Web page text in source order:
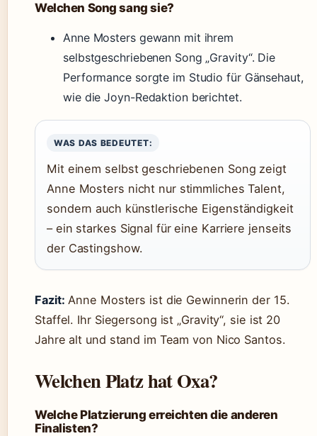
Welchen Song sang sie?
Anne Mosters gewann mit ihrem
selbstgeschriebenen Song „Gravity“. Die
Performance sorgte im Studio für Gänsehaut,
wie die Joyn-Redaktion berichtet.
WAS DAS BEDEUTET:
Mit einem selbst geschriebenen Song zeigt
Anne Mosters nicht nur stimmliches Talent,
sondern auch künstlerische Eigenständigkeit
– ein starkes Signal für eine Karriere jenseits
der Castingshow.
Fazit: Anne Mosters ist die Gewinnerin der 15.
Staffel. Ihr Siegersong ist „Gravity“, sie ist 20
Jahre alt und stand im Team von Nico Santos.
Welchen Platz hat Oxa?
Welche Platzierung erreichten die anderen
Finalisten?